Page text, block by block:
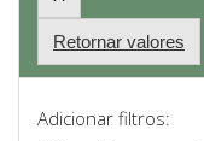
Retornar valores
Adicionar filtros: